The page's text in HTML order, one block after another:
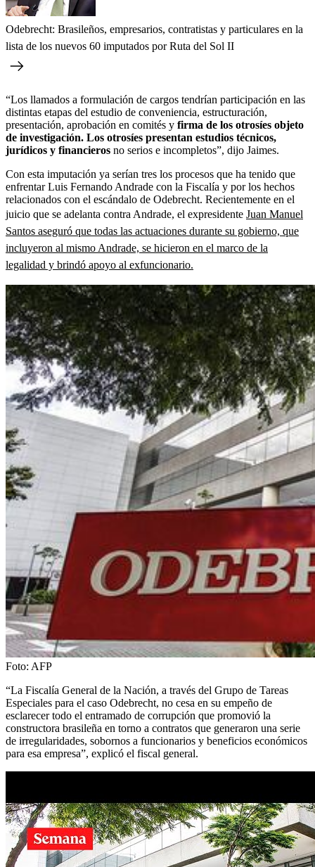
Odebrecht: Brasileños, empresarios, contratistas y particulares en la
lista de los nuevos 60 imputados por Ruta del Sol II
“Los llamados a formulación de cargos tendrían participación en las
distintas etapas del estudio de conveniencia, estructuración,
presentación, aprobación en comités y firma de los otrosíes objeto
de investigación. Los otrosíes presentan estudios técnicos,
jurídicos y financieros no serios e incompletos”, dijo Jaimes.
Con esta imputación ya serían tres los procesos que ha tenido que
enfrentar Luis Fernando Andrade con la Fiscalía y por los hechos
relacionados con el escándalo de Odebrecht. Recientemente en el
juicio que se adelanta contra Andrade, el expresidente Juan Manuel
Santos aseguró que todas las actuaciones durante su gobierno, que
incluyeron al mismo Andrade, se hicieron en el marco de la
legalidad y brindó apoyo al exfuncionario.
Foto: AFP
“La Fiscalía General de la Nación, a través del Grupo de Tareas
Especiales para el caso Odebrecht, no cesa en su empeño de
esclarecer todo el entramado de corrupción que promovió la
constructora brasileña en torno a contratos que generaron una serie
de irregularidades, sobornos a funcionarios y beneficios económicos
para esa empresa”, explicó el fiscal general.